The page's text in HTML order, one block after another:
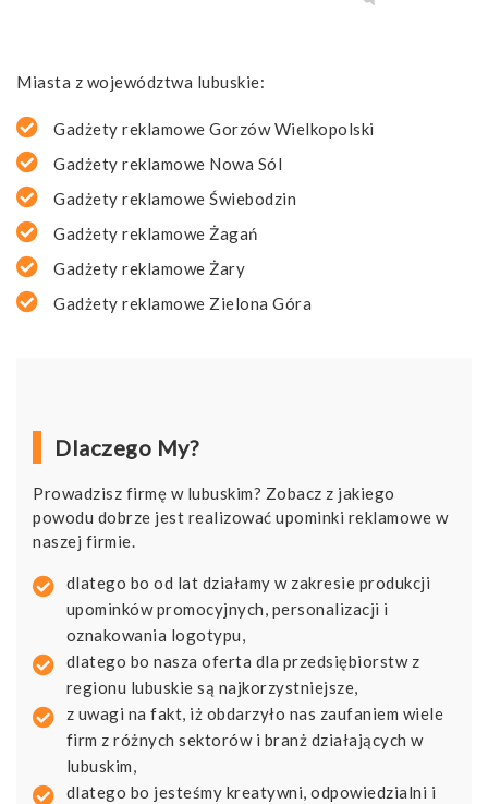
Miasta z województwa lubuskie:
Gadżety reklamowe Gorzów Wielkopolski
Gadżety reklamowe Nowa Sól
Gadżety reklamowe Świebodzin
Gadżety reklamowe Żagań
Gadżety reklamowe Żary
Gadżety reklamowe Zielona Góra
Dlaczego My?
Prowadzisz firmę w lubuskim? Zobacz z jakiego
powodu dobrze jest realizować upominki reklamowe w
naszej firmie.
dlatego bo od lat działamy w zakresie produkcji
upominków promocyjnych, personalizacji i
oznakowania logotypu,
dlatego bo nasza oferta dla przedsiębiorstw z
regionu lubuskie są najkorzystniejsze,
z uwagi na fakt, iż obdarzyło nas zaufaniem wiele
firm z różnych sektorów i branż działających w
lubuskim,
dlatego bo jesteśmy kreatywni, odpowiedzialni i